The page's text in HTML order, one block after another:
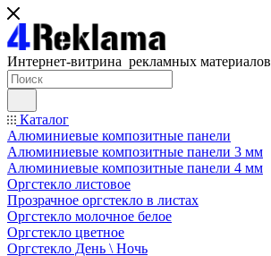
Интернет-витрина рекламных материалов
Каталог
Алюминиевые композитные панели
Алюминиевые композитные панели 3 мм
Алюминиевые композитные панели 4 мм
Оргстекло листовое
Прозрачное оргстекло в листах
Оргстекло молочное белое
Оргстекло цветное
Оргстекло День \ Ночь